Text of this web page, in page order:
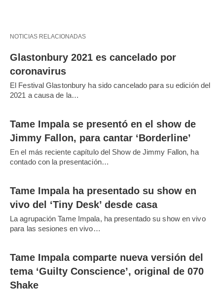
NOTICIAS RELACIONADAS
Glastonbury 2021 es cancelado por
coronavirus
El Festival Glastonbury ha sido cancelado para su edición del
2021 a causa de la…
Tame Impala se presentó en el show de
Jimmy Fallon, para cantar ‘Borderline’
En el más reciente capítulo del Show de Jimmy Fallon, ha
contado con la presentación…
Tame Impala ha presentado su show en
vivo del ‘Tiny Desk’ desde casa
La agrupación Tame Impala, ha presentado su show en vivo
para las sesiones en vivo…
Tame Impala comparte nueva versión del
tema ‘Guilty Conscience’, original de 070
Shake